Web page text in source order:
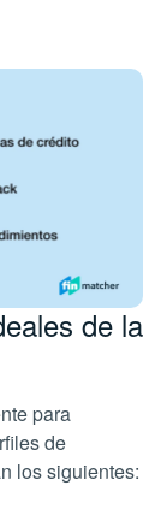
de la
para
de
los siguientes: